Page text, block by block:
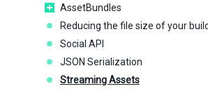
AssetBundles
Reducing the file size of your build
Social API
JSON Serialization
Streaming Assets